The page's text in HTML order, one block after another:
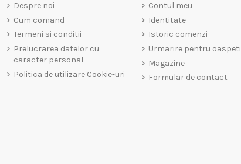
Despre noi
Cum comand
Termeni si conditii
Prelucrarea datelor cu
caracter personal
Politica de utilizare Cookie-uri
Contul meu
Identitate
Istoric comenzi
Urmarire pentru oaspeti
Magazine
Formular de contact